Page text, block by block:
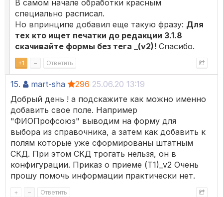
В самом начале обработки красным
специально расписал.
Но впринципе добавил еще такую фразу: Для
тех кто ищет печатки до редакции 3.1.8
скачивайте формы без тега _(v2)! Спасибо.
+1 – Ответить
15. mart-sha 296 25.06.20 13:19
Добрый день ! а подскажите как можно именно
добавить свое поле. Например
"ФИОПрофсоюз" выводим на форму для
выбора из справочника, а затем как добавить к
полям которые уже сформированы штатным
СКД. При этом СКД трогать нельзя, он в
конфигурации. Приказ о приеме (Т1)_v2 Очень
прошу помочь информации практически нет.
+ – Ответить